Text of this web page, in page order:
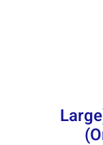
מזרקות אונופריו (Large
Onofrio's Fountain)